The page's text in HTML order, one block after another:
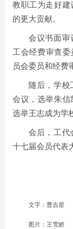
教职工为走好
的更大贡献。
会议书面审
工会经费审查委
员会委员和经费
随后，学
会议，选举朱信
选举王志成为学
会后，工代
十七届会员代表
文字：曹吉星
图片：王雪娇